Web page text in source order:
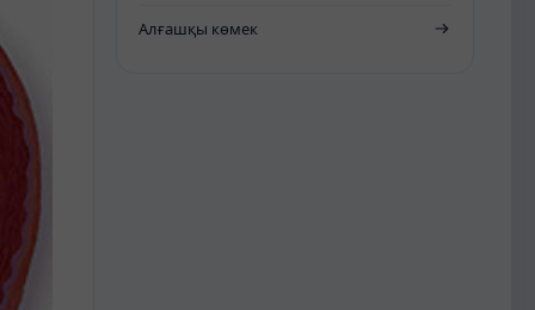
Алғашқы көмек